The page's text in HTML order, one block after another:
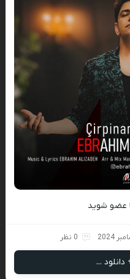
عضو شوید
0 نظر
...